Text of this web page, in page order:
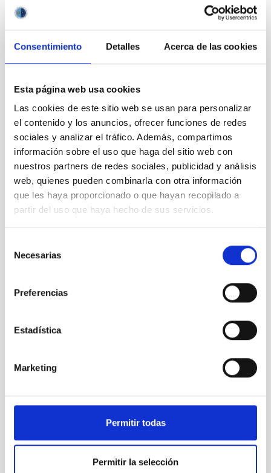
Consentimiento Detalles Acerca de las cookies
Esta página web usa cookies
Las cookies de este sitio web se usan para personalizar
el contenido y los anuncios, ofrecer funciones de redes
sociales y analizar el tráfico. Además, compartimos
información sobre el uso que haga del sitio web con
nuestros partners de redes sociales, publicidad y análisis
web, quienes pueden combinarla con otra información
que les haya proporcionado o que hayan recopilado a
partir del uso que haya hecho de sus servicios.
Necesarias
Preferencias
Estadística
Marketing
Permitir todas
Permitir la selección
A week of “Black holes”
The splendour of the Seven Sisters